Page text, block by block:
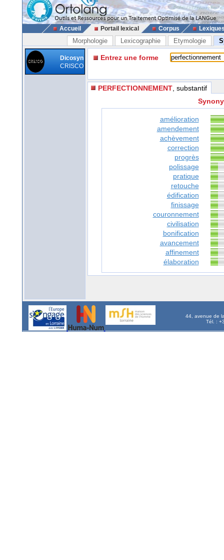
Accueil Portail lexical Corpus
Morphologie Lexicographie Etymologie
Dicosyn
CRISCO
Entrez une forme
PERFECTIONNEMENT , substantif
amélioration
amendement
achèvement
correction
progrès
polissage
pratique
retouche
édification
finissage
couronnement
civilisation
bonification
avancement
affinement
élaboration
44, avenue de
Tél. :